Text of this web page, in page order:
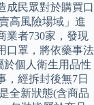
成民眾對於購買口
高風險場域」進
業者730家，發現
口罩，將依藥事法
個人衛生用品性
，經拆封後無7日
全新狀態(含商品